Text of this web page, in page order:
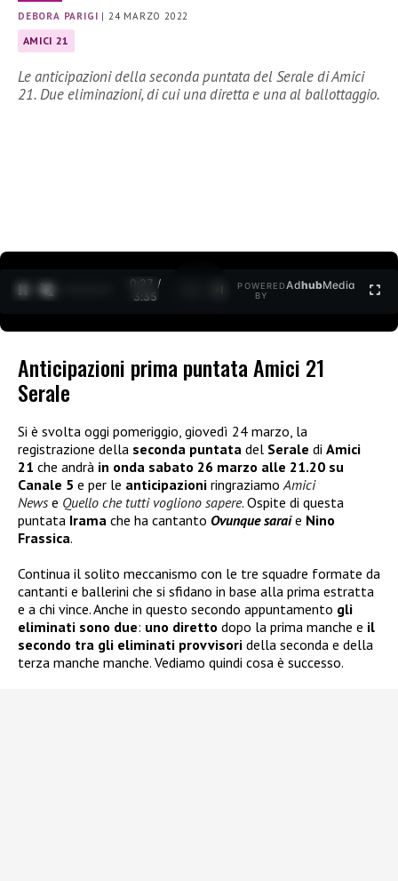
DEBORA PARIGI | 24 MARZO 2022
AMICI 21
Le anticipazioni della seconda puntata del Serale di Amici
21. Due eliminazioni, di cui una diretta e una al ballottaggio.
0:27 /
3:35
POWERED
BY
AdhubMedia
Anticipazioni prima puntata Amici 21
Serale
Si è svolta oggi pomeriggio, giovedì 24 marzo, la
registrazione della seconda puntata del Serale di Amici
21 che andrà in onda sabato 26 marzo alle 21.20 su
Canale 5 e per le anticipazioni ringraziamoAmici
News e Quello che tutti vogliono sapere. Ospite di questa
puntata Irama che ha cantanto Ovunque saraie Nino
Frassica.
Continua il solito meccanismo con le tre squadre formate da
cantanti e ballerini che si sfidano in base alla prima estratta
e a chi vince. Anche in questo secondo appuntamento gli
eliminati sono due: uno diretto dopo la prima manche e il
secondo tra gli eliminati provvisori della seconda e della
terza manche manche. Vediamo quindi cosa è successo.